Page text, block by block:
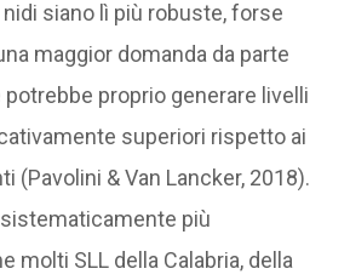
siano lì più robuste, forse
maggior domanda da parte
proprio generare livelli
superiori rispetto ai
(Pavolini & Van Lancker, 2018).
più
molti SLL della Calabria, della